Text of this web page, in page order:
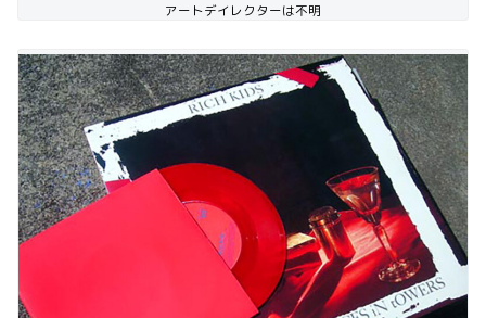
アートデイレクターは不明